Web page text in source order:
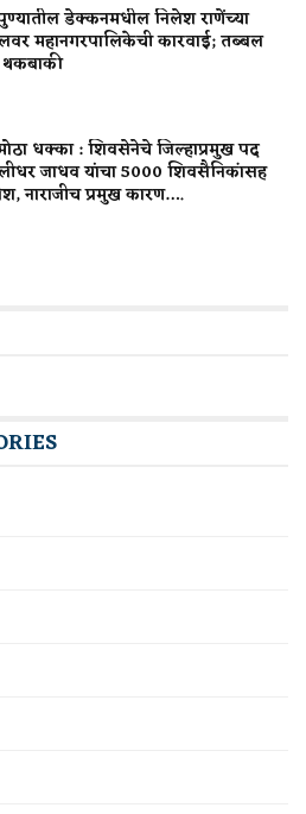
डेक्कनमधील निलेश राणेंच्या
महानगरपालिकेची कारवाई; तब्बल
थकबाकी
धक्का : शिवसेनेचे जिल्हाप्रमुख पद
जाधव यांचा 5000 शिवसैनिकांसह
नाराजीच प्रमुख कारण….